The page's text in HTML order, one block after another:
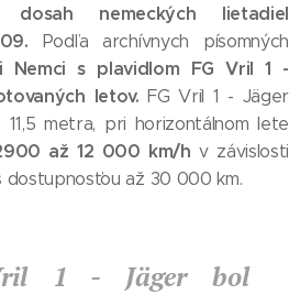
nemeckých lietadiel
Podľa archívnych písomných
Nemci s plavidlom FG Vril 1 -
letov.FG Vril 1 - Jäger
metra, pri horizontálnom lete
až 12 000 km/h v závislosti
dostupnosťou až 30 000 km.
1 - Jäger bol